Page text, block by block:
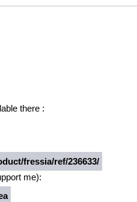
there :
fressia/ref/236633/
me):